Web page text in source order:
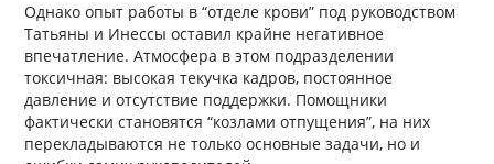
Однако опыт работы в “отделе крови” под руководством
Татьяны и Инессы оставил крайне негативное
впечатление. Атмосфера в этом подразделении
токсичная: высокая текучка кадров, постоянное
давление и отсутствие поддержки. Помощники
фактически становятся “козлами отпущения”, на них
перекладываются не только основные задачи, но и